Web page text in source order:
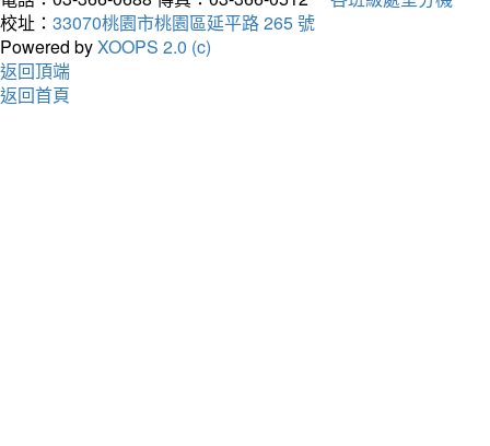
校址： 33070桃園市桃園區延平路 265 號
Powered byXOOPS 2.0 (c)
返回頂端
返回首頁